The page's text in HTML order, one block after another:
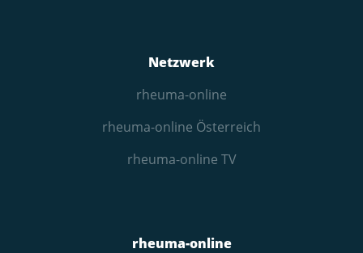
Netzwerk
rheuma-online
rheuma-online Österreich
rheuma-online TV
rheuma-online